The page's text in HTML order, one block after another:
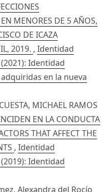
MENORES DE 5 AÑOS,
DE ICAZA
2019. , Identidad
Identidad
en la nueva
MICHAEL RAMOS
EN LA CONDUCTA
THAT AFFECT THE
, Identidad
Identidad
Alexandra del Rocío